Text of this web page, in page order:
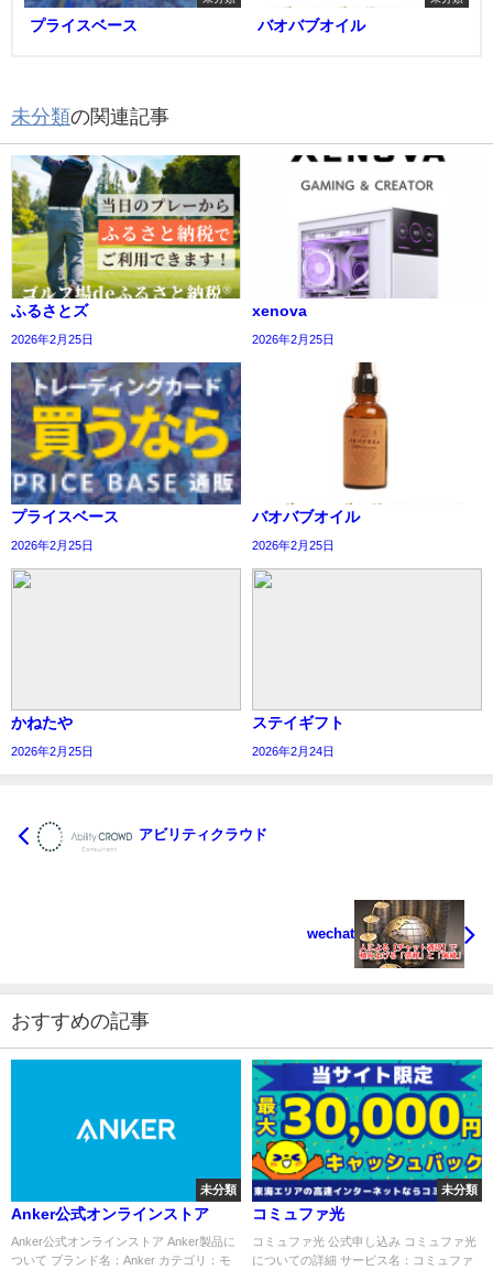
プライスベース バオバブオイル
未分類の関連記事
ふるさとズ
2026年2月25日
xenova
2026年2月25日
プライスベース
2026年2月25日
バオバブオイル
2026年2月25日
かねたや
2026年2月25日
ステイギフト
2026年2月24日
アビリティクラウド
wechat
おすすめの記事
未分類
Anker公式オンラインストア
Anker公式オンラインストア Anker製品に
ついて ブランド名：Anker カテゴリ：モ
未分類
コミュファ光
コミュファ光 公式申し込み コミュファ光
についての詳細 サービス名：コミュファ